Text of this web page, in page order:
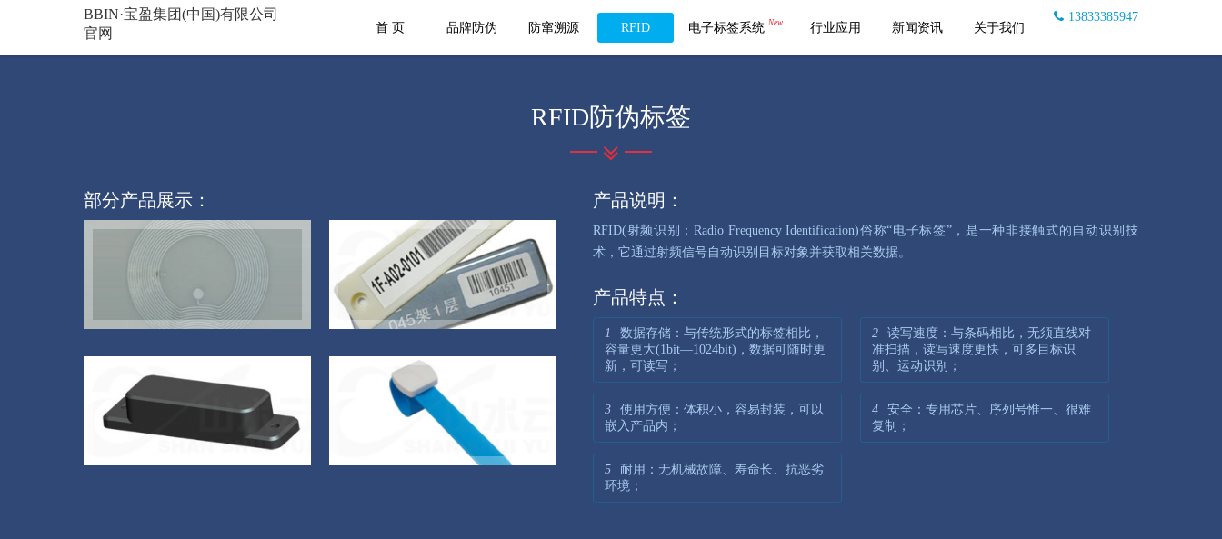
BBIN·宝盈集团(中国)有限公司
官网
13833385947
首 页
品牌防伪 防窜溯源 RFID 电子标签系统 New 行业应用 新闻资讯 关于我们
RFID防伪标签
部分产品展示： 产品说明：
RFID(射频识别：Radio Frequency Identification)俗称“电子标签”，是一种非接触式的自动识别技
术，它通过射频信号自动识别目标对象并获取相关数据。
产品特点：
1
数据存储：与传统形式的标签相比，
容量更大(1bit—1024bit)，数据可随时更
新，可读写；
2
读写速度：与条码相比，无须直线对
准扫描，读写速度更快，可多目标识
别、运动识别；
3
使用方便：体积小，容易封装，可以
嵌入产品内；
4
安全：专用芯片、序列号惟一、很难
复制；
5
耐用：无机械故障、寿命长、抗恶劣
环境；